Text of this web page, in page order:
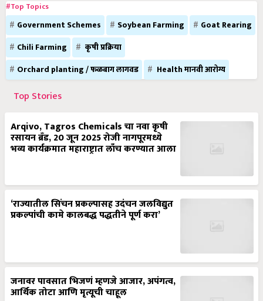
#Top Topics
Government Schemes Soybean Farming
Goat Rearing
Chili Farming
कृषी प्रक्रिया
Orchard planting / फळबाग लागवड
Health मानवी आरोग्य
Top Stories
Arqivo, Tagros Chemicals चा नवा कृषी
रसायन ब्रँड, 20 जून 2025 रोजी नागपूरमध्ये
भव्य कार्यक्रमात महाराष्ट्रात लाँच करण्यात आला
‘राज्यातील सिंचन प्रकल्पासह उदंचन जलविद्युत
प्रकल्पांची कामे कालबद्ध पद्धतीने पूर्ण करा’
जनावर पावसात भिजणं म्हणजे आजार, अपंगत्व,
आर्थिक तोटा आणि मृत्यूची चाहूल